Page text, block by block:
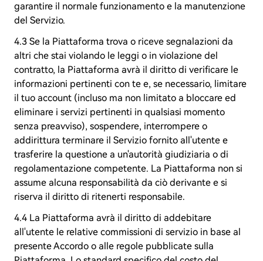
garantire il normale funzionamento e la manutenzione
del Servizio.
4.3 Se la Piattaforma trova o riceve segnalazioni da
altri che stai violando le leggi o in violazione del
contratto, la Piattaforma avrà il diritto di verificare le
informazioni pertinenti con te e, se necessario, limitare
il tuo account (incluso ma non limitato a bloccare ed
eliminare i servizi pertinenti in qualsiasi momento
senza preavviso), sospendere, interrompere o
addirittura terminare il Servizio fornito all'utente e
trasferire la questione a un'autorità giudiziaria o di
regolamentazione competente. La Piattaforma non si
assume alcuna responsabilità da ciò derivante e si
riserva il diritto di ritenerti responsabile.
4.4 La Piattaforma avrà il diritto di addebitare
all'utente le relative commissioni di servizio in base al
presente Accordo o alle regole pubblicate sulla